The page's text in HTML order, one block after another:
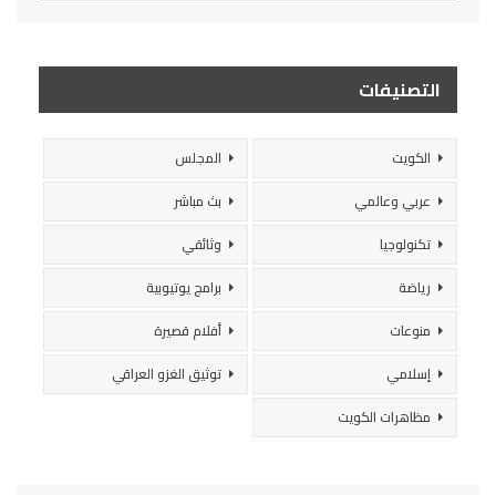
التصنيفات
الكويت
المجلس
عربي وعالمي
بث مباشر
تكنولوجيا
وثائقي
رياضة
برامج يوتيوبية
منوعات
أفلام قصيرة
إسلامي
توثيق الغزو العراقي
مظاهرات الكويت